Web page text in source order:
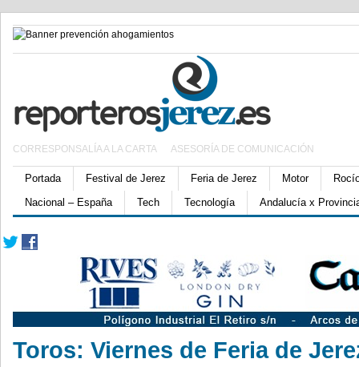
CORRESPONSALÍA A LA CARTA ASESORÍA DE COMUNICACIÓN
Portada Festival de Jerez Feria de Jerez Motor
Nacional – España
Tech Tecnología Andalucía x
Toros: Viernes de Feria de